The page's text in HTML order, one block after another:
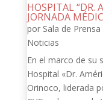
HOSPITAL “DR.
JORNADA
por Sala de Prensa
Noticias
En el marco de su
Hospital «Dr.
Orinoco, liderada